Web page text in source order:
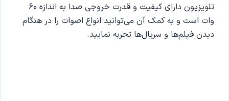
تلویزیون دارای کیفیت و قدرت خروجی صدا به اندازه 60
وات است و به کمک آن می‌توانید انواع اصوات را در هنگام
دیدن فیلم‌ها و سریال‌ها تجربه نمایید.